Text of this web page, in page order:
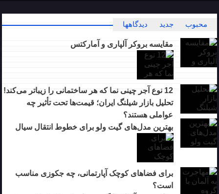
محبوب جدید دیدگاهها
مقایسه بروکر آلپاری و آمارکتس
12 نوع آجر چینی نما که هر ساختمانی را زیباتر می‌کند!
تحلیل بازار شیلنگ ایران؛ قیمت‌ها تحت تأثیر چه
عواملی هستند؟
بهترین مدل‌های گیت ولو برای خطوط انتقال سیال
برای فضاهای کوچک آپارتمانی، چه جکوزی مناسب
است؟